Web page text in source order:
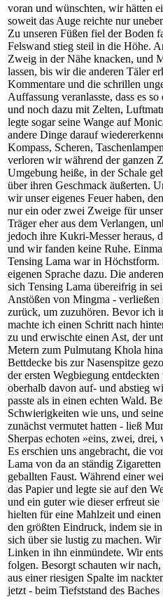
voran und wünschten, wir hätten
soweit das Auge reichte nur
Zu unseren Füßen fiel der Boden
Felswand stieg steil in die Höhe.
Zweig in der Nähe knacken, und
lassen, bis wir die anderen Täler
Kommentare und die schrillen
Auffassung veranlasste, dass es
und noch dazu mit Zelten,
legte sogar seine Wange auf
andere Dinge darauf
Kompass, Scheren,
verloren wir während der ganzen
Umgebung heiße, in der Schale
über ihren Geschmack äußerten.
wir unser eigenes Feuer haben,
nur ein oder zwei Zweige für
Träger eher aus dem Verlangen,
jedoch ihre Kukri-Messer heraus,
und wir fanden keine Ruhe.
Tensing Lama war in Höchstform.
eigenen Sprache dazu. Die
sich Tensing Lama übereifrig in
Anstößen von Mingma - verließen
zurück, um zuzuhören. Bevor ich
machte ich einen Schritt nach
zu und erwischte einen Ast, der
Metern zum Pulmutang Khola
Bettdecke bis zur Nasenspitze
der ersten Wegbiegung
oberhalb davon auf- und abstieg
passte als in einen echten Wald.
Schwierigkeiten wie uns, und
zunächst vermutet hatten - ließ
Sherpas echoten »eins, zwei, drei,
Es erschien uns angebracht, die
Lama von da an ständig
geballten Faust. Während einer
das Papier und legte sie auf den
und ein guter wie dieser erfreut
hielten für eine Mahlzeit und
den größten Eindruck, indem sie
sich über sie lustig zu machen.
Linken in ihn einmündete. Wir
folgen. Besorgt schauten wir
aus einer riesigen Spalte im
jetzt - beim Tiefststand des